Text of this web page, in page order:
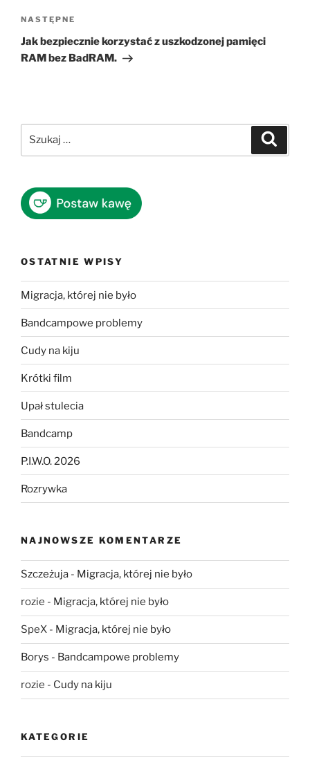
Następny
wpis
NASTĘPNE
Jak bezpiecznie korzystać z uszkodzonej pamięci
RAM bez BadRAM.
OSTATNIE WPISY
Migracja, której nie było
Bandcampowe problemy
Cudy na kiju
Krótki film
Upał stulecia
Bandcamp
P.I.W.O. 2026
Rozrywka
NAJNOWSZE KOMENTARZE
Szczeżuja - Migracja, której nie było
rozie - Migracja, której nie było
SpeX - Migracja, której nie było
Borys - Bandcampowe problemy
rozie - Cudy na kiju
KATEGORIE